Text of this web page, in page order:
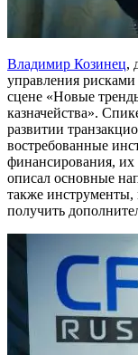
Владимир Козинец,
управления
сцене «Новые
казначейства».
развитии
востребованные
финансирования,
описал основные
также инструменты,
получить